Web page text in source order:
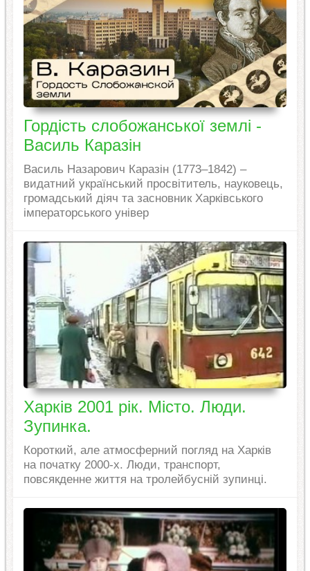
Гордість слобожанської землі -
Василь Каразін
Василь Назарович Каразін (1773–1842) –
видатний український просвітитель, науковець,
громадський діяч та засновник Харківського
імператорського універ
Харків 2001 рік. Місто. Люди.
Зупинка.
Короткий, але атмосферний погляд на Харків
на початку 2000-х. Люди, транспорт,
повсякденне життя на тролейбусній зупинці.